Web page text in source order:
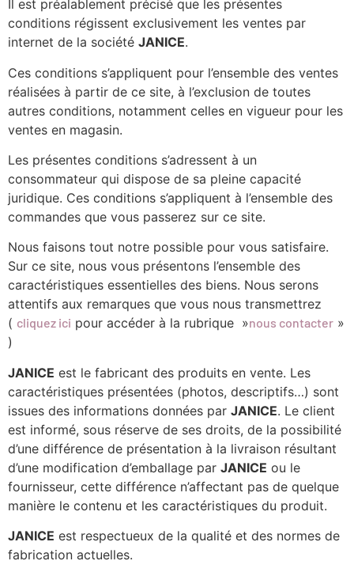
Il est préalablement précisé que les présentes
conditions régissent exclusivement les ventes par
internet de la société JANICE.
Ces conditions s’appliquent pour l’ensemble des ventes
réalisées à partir de ce site, à l’exclusion de toutes
autres conditions, notamment celles en vigueur pour les
ventes en magasin.
Les présentes conditions s’adressent à un
consommateur qui dispose de sa pleine capacité
juridique. Ces conditions s’appliquent à l’ensemble des
commandes que vous passerez sur ce site.
Nous faisons tout notre possible pour vous satisfaire.
Sur ce site, nous vous présentons l’ensemble des
caractéristiques essentielles des biens. Nous serons
attentifs aux remarques que vous nous transmettrez
( cliquez ici pour accéder à la rubrique »nous contacter »
)
JANICE est le fabricant des produits en vente. Les
caractéristiques présentées (photos, descriptifs…) sont
issues des informations données par JANICE. Le client
est informé, sous réserve de ses droits, de la possibilité
d’une différence de présentation à la livraison résultant
d’une modification d’emballage par JANICE ou le
fournisseur, cette différence n’affectant pas de quelque
manière le contenu et les caractéristiques du produit.
JANICE est respectueux de la qualité et des normes de
fabrication actuelles.